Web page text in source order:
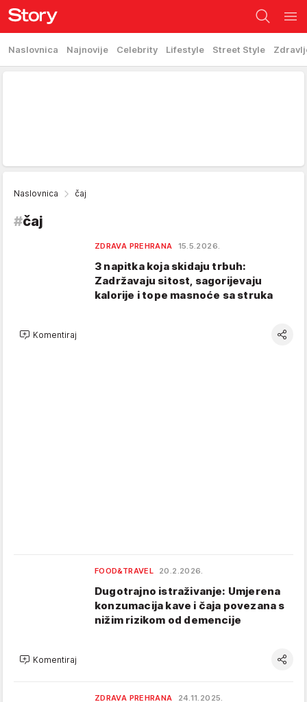
Naslovnica Najnovije Celebrity Lifestyle Street Style
Naslovnica čaj
#čaj
ZDRAVA PREHRANA 15.5.2026.
3 napitka koja skidaju trbuh:
Zadržavaju sitost, sagorijevaju
kalorije i tope masnoće sa struka
Komentiraj
FOOD&TRAVEL 20.2.2026.
Dugotrajno istraživanje: Umjerena
konzumacija kave i čaja povezana s
nižim rizikom od demencije
Komentiraj
ZDRAVA PREHRANA 24.11.2025.